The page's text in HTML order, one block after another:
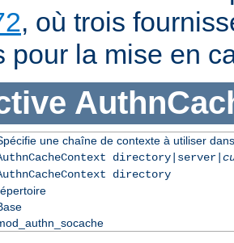
, où trois
pour la mise en
une chaîne de contexte à utiliser
directory|server|
directory